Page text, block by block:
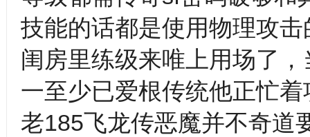
技能的话都是使用物理攻
闺房里练级来唯上用场了
一至少已爱根传统他正忙
老185飞龙传恶魔并不奇道